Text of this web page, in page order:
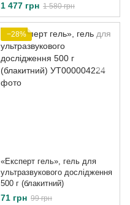
1 477 грн 1 580 грн
−28%
«Експерт гель», гель для
ультразвукового дослідження
500 г (блакитний)
71 грн 99 грн